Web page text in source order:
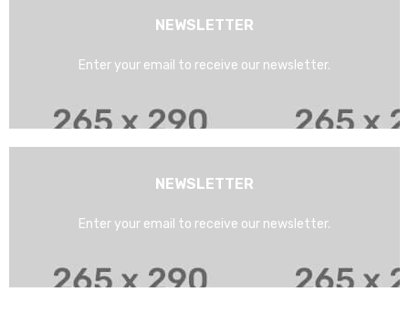
NEWSLETTER
Enter your email to receive our newsletter.
NEWSLETTER
Enter your email to receive our newsletter.